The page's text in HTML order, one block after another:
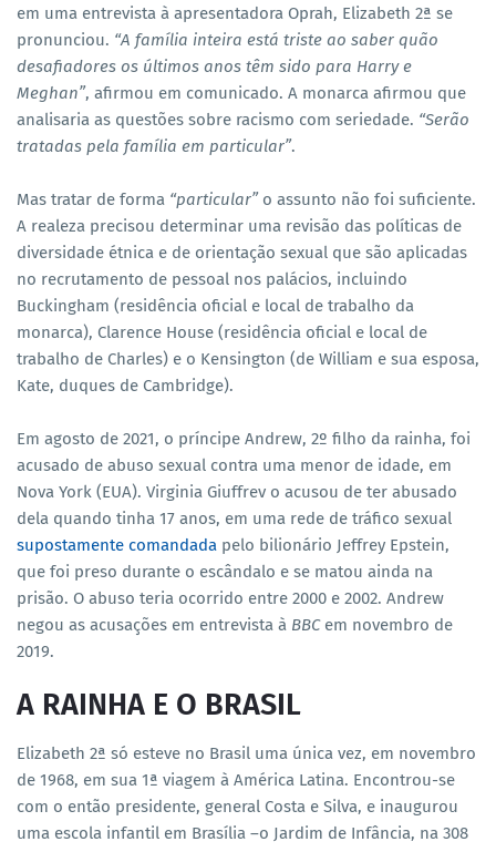
em uma entrevista à apresentadora Oprah, Elizabeth 2ª se
pronunciou. “A família inteira está triste ao saber quão
desafiadores os últimos anos têm sido para Harry e
Meghan”, afirmou em comunicado. A monarca afirmou que
analisaria as questões sobre racismo com seriedade. “Serão
tratadas pela família em particular”.
Mas tratar de forma “particular”o assunto não foi suficiente.
A realeza precisou determinar uma revisão das políticas de
diversidade étnica e de orientação sexual que são aplicadas
no recrutamento de pessoal nos palácios, incluindo
Buckingham (residência oficial e local de trabalho da
monarca), Clarence House (residência oficial e local de
trabalho de Charles) e o Kensington (de William e sua esposa,
Kate, duques de Cambridge).
Em agosto de 2021, o príncipe Andrew, 2º filho da rainha, foi
acusado de abuso sexual contra uma menor de idade, em
Nova York (EUA). Virginia Giuffrev o acusou de ter abusado
dela quando tinha 17 anos, em uma rede de tráfico sexual
supostamente comandada pelo bilionário Jeffrey Epstein,
que foi preso durante o escândalo e se matou ainda na
prisão. O abuso teria ocorrido entre 2000 e 2002. Andrew
negou as acusações em entrevista à BBCem novembro de
2019.
A RAINHA E O BRASIL
Elizabeth 2ª só esteve no Brasil uma única vez, em novembro
de 1968, em sua 1ª viagem à América Latina. Encontrou-se
com o então presidente, general Costa e Silva, e inaugurou
uma escola infantil em Brasília –o Jardim de Infância, na 308